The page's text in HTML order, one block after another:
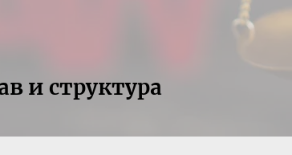
и структура